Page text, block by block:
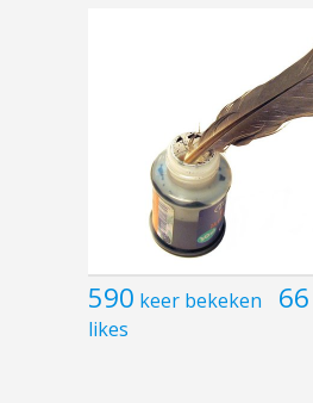
590 keer bekeken 66
likes